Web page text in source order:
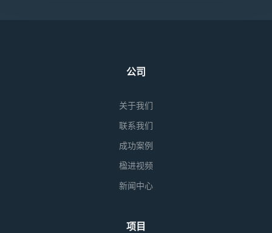
公司
关于我们
联系我们
成功案例
楹进视频
新闻中心
项目